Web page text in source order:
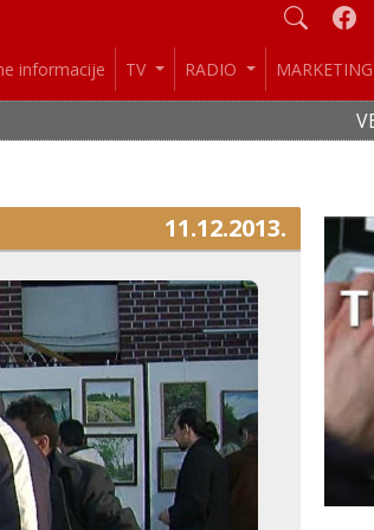
informacije TV RADIO MARKETING
11.12.2013.